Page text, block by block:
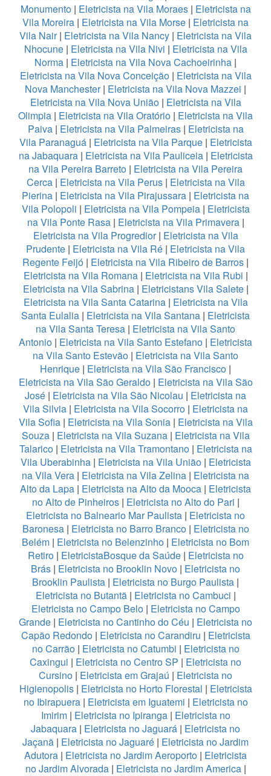
Monumento| Eletricista na Vila Moraes| Eletricista na
Vila Moreira | Eletricista na Vila Morse | Eletricista na
Vila Nair| Eletricista na Vila Nancy | Eletricista na Vila
Nhocune| Eletricista na Vila Nivi | Eletricista na Vila
Norma | Eletricista na Vila Nova Cachoeirinha |
Eletricista na Vila Nova Conceição| Eletricista na Vila
Nova Manchester| Eletricista na Vila Nova Mazzei |
Eletricista na Vila Nova União| Eletricista na Vila
Olimpia | Eletricista na Vila Oratório | Eletricista na Vila
Paiva| Eletricista na Vila Palmeiras| Eletricista na
Vila Paranaguá| Eletricista na Vila Parque| Eletricista
na Jabaquara| Eletricista na Vila Pauliceia| Eletricista
na Vila Pereira Barreto | Eletricista na Vila Pereira
Cerca| Eletricista na Vila Perus| Eletricista na Vila
Pierina | Eletricista na Vila Pirajussara | Eletricista na
Vila Polopoli | Eletricista na Vila Pompeia| Eletricista
na Vila Ponte Rasa| Eletricista na Vila Primavera|
Eletricista na Vila Progredior| Eletricista na Vila
Prudente | Eletricista na Vila Ré | Eletricista na Vila
Regente Feijó | Eletricista na Vila Ribeiro de Barros |
Eletricista na Vila Romana| Eletricista na Vila Rubi |
Eletricista na Vila Sabrina| Eletricistans Vila Salete|
Eletricista na Vila Santa Catarina| Eletricista na Vila
Santa Eulalia | Eletricista na Vila Santana | Eletricista
na Vila Santa Teresa | Eletricista na Vila Santo
Antonio | Eletricista na Vila Santo Estefano | Eletricista
na Vila Santo Estevão | Eletricista na Vila Santo
Henrique | Eletricista na Vila São Francisco |
Eletricista na Vila São Geraldo| Eletricista na Vila São
José | Eletricista na Vila São Nicolau | Eletricista na
Vila Silvia | Eletricista na Vila Socorro | Eletricista na
Vila Sofia| Eletricista na Vila Sonia| Eletricista na Vila
Souza| Eletricista na Vila Suzana| Eletricista na Vila
Talarico| Eletricista na Vila Tramontano| Eletricista na
Vila Uberabinha| Eletricista na Vila União| Eletricista
na Vila Vera | Eletricista na Vila Zelina | Eletricista na
Alto da Lapa | Eletricista na Alto da Mooca | Eletricista
no Alto de Pinheiros| Eletricista no Alto do Pari |
Eletricista no Balneario Mar Paulista | Eletricista no
Baronesa| Eletricista no Barro Branco| Eletricista no
Belém | Eletricista no Belenzinho | Eletricista no Bom
Retiro| EletricistaBosque da Saúde| Eletricista no
Brás | Eletricista no Brooklin Novo | Eletricista no
Brooklin Paulista | Eletricista no Burgo Paulista |
Eletricista no Butantã| Eletricista no Cambuci |
Eletricista no Campo Belo| Eletricista no Campo
Grande | Eletricista no Cantinho do Céu | Eletricista no
Capão Redondo| Eletricista no Carandiru | Eletricista
no Carrão| Eletricista no Catumbi | Eletricista no
Caxingui | Eletricista no Centro SP | Eletricista no
Cursino | Eletricista em Grajaú | Eletricista no
Higienopolis| Eletricista no Horto Florestal | Eletricista
no Ibirapuera| Eletricista em Iguatemi | Eletricista no
Imirim| Eletricista no Ipiranga| Eletricista no
Jabaquara | Eletricista no Jaguará | Eletricista no
Jaçanã | Eletricista no Jaguaré | Eletricista no Jardim
Adutora | Eletricista no Jardim Aeroporto | Eletricista
no Jardim Alvorada| Eletricista no Jardim America|